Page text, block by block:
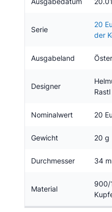
Serie
20
der
Ausgabeland
Designer
Rastl
Nominalwert 20
Gewicht 20 g
Durchmesser 34
Material
900/